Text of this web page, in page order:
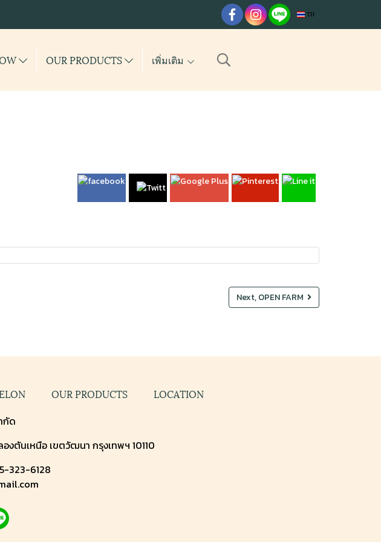
TH
OUR PRODUCTS เพิ่มเติม
Next, OPEN FARM
OUR PRODUCTS LOCATION
กัด
งตันเหนือ เขตวัฒนา กรุงเทพฯ 10110
323-6128